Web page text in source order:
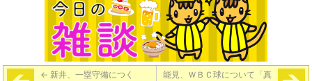
← 新井、一塁守備につく
能見、ＷＢＣ球について「真